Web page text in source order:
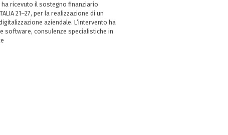
ha ricevuto il sostegno finanziario
21–27, per la realizzazione di un
aziendale. L’intervento ha
software, consulenze specialistiche in